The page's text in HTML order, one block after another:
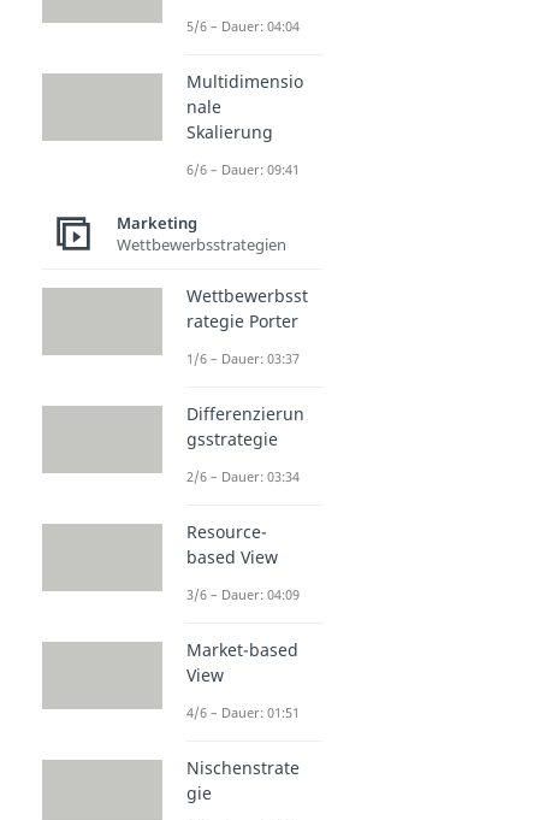
5/6 – Dauer: 04:04
Multidimensio
nale
Skalierung
6/6 – Dauer: 09:41
Marketing
Wettbewerbsstrategien
Wettbewerbsst
rategie Porter
1/6 – Dauer: 03:37
Differenzierun
gsstrategie
2/6 – Dauer: 03:34
Resource-
based View
3/6 – Dauer: 04:09
Market-based
View
4/6 – Dauer: 01:51
Nischenstrate
gie